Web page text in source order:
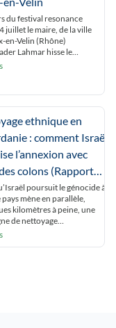
du festival resonance
juillet le maire, de la ville
en-Velin (Rhône)
Lahmar hisse le
palestinien , avec «pour
Saisi en
par le préfet du Rhône
le juge des référés
administratif […]
ethnique en
: comment Israël
l’annexion avec
des colons (Rapport
international)
poursuit le génocide à
pays mène en parallèle,
kilomètres à peine, une
de nettoyage
contre les Palestinien·nes de
à fuir leur terre ancestrale.
2023, ces violences ont